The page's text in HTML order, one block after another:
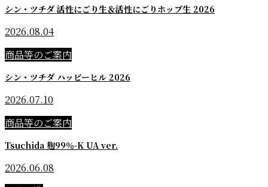
シン・ツチダ 活性にごり生＆活性にごりホップ生 2026
2026.08.04
商品等のご案内
シン・ツチダ ハッピーヒル 2026
2026.07.10
商品等のご案内
Tsuchida 麹99％-K UA ver.
2026.06.08